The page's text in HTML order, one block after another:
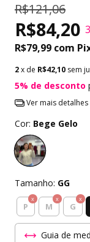
R$121,06
R$84,20
R$79,99 com
2x de R$42,10 sem
5% de desconto
Ver mais detalhes
Cor: Bege Gelo
Tamanho: GG
P M G
Guia de